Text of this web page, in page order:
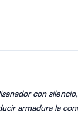
con
armadura la